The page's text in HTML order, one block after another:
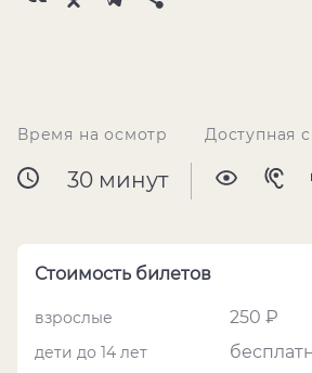
Время на осмотр
30 минут
Доступная
Стоимость билетов
взрослые 250 ₽
дети до 14 лет